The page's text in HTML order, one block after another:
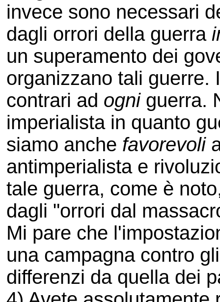
invece sono necessari
dagli orrori della guerra
un superamento dei
organizzano tali guerre.
contrari ad ogniguerra.
imperialista in quanto
siamo anche favorevoli
antimperialista e
tale guerra, come è
dagli "orrori dal
Mi pare che
una campagna contro
differenzi da quella dei